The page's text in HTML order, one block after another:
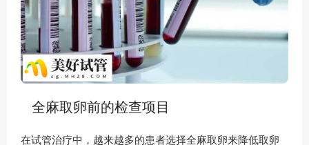
全麻取卵前的检查项目
在试管治疗中，越来越多的患者选择全麻取卵来降低取卵